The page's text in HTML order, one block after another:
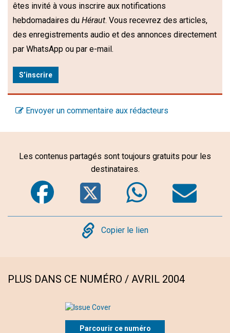
êtes invité à vous inscrire aux notifications
hebdomadaires du Héraut. Vous recevrez des articles,
des enregistrements audio et des annonces directement
par WhatsApp ou par e-mail.
S’inscrire
Envoyer un commentaire aux rédacteurs
Les contenus partagés sont toujours gratuits pour les
destinataires.
Facebook
Twitter
Copy
Copier le lien
PLUS DANS CE NUMÉRO / AVRIL 2004
Parcourir ce numéro